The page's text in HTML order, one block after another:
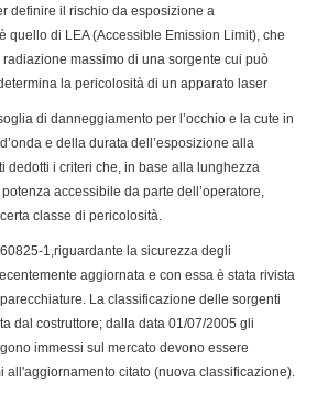
definire il rischio da esposizione a
quello di LEA (Accessible Emission Limit), che
massimo di una sorgente cui può
la pericolosità di un apparato laser
di danneggiamento per l’occhio e la cute in
e della durata dell’esposizione alla
dedotti i criteri che, in base alla lunghezza
accessibile da parte dell’operatore,
classe di pericolosità.
1,riguardante la sicurezza degli
aggiornata e con essa è stata rivista
La classificazione delle sorgenti
dal costruttore; dalla data 01/07/2005 gli
immessi sul mercato devono essere
all'aggiornamento citato (nuova classificazione).